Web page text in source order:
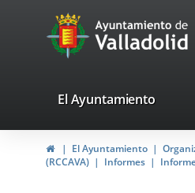
Portal
Web
Ayuntamiento
de
Valladolid
valladolid.es
El Ayuntamiento
InicioEl Ayuntamiento
(RCCAVA)
Informes